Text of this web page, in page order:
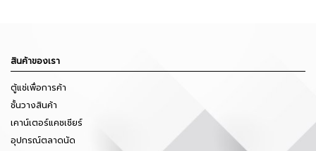
สินค้าของเรา
ตู้แช่เพื่อการค้า
ชั้นวางสินค้า
เคาน์เตอร์แคชเชียร์
อุปกรณ์ตลาดนัด